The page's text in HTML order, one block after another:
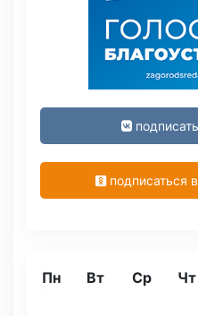
подписаться
Пн Вт Ср Чт